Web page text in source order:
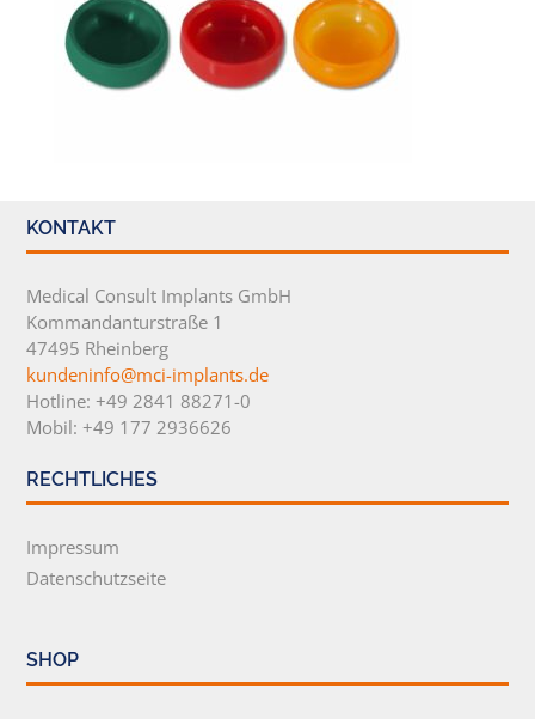
KONTAKT
Medical Consult Implants GmbH
Kommandanturstraße 1
47495 Rheinberg
kundeninfo@mci-implants.de
Hotline: +49 2841 88271-0
Mobil: +49 177 2936626
RECHTLICHES
Impressum
Datenschutzseite
SHOP